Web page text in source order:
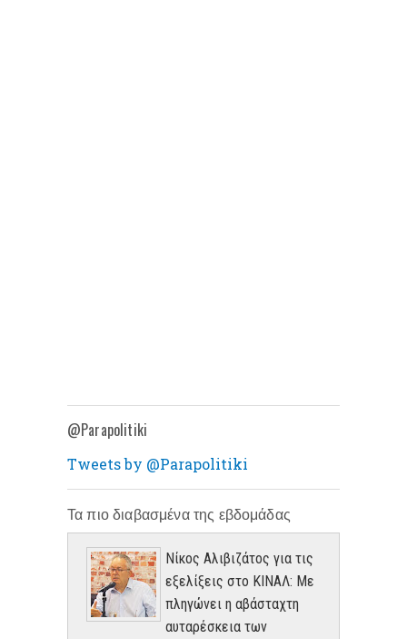
@Parapolitiki
Tweets by @Parapolitiki
Τα πιο διαβασμένα της εβδομάδας
Νίκος Αλιβιζάτος για τις
εξελίξεις στο ΚΙΝΑΛ: Με
πληγώνει η αβάσταχτη
αυταρέσκεια των